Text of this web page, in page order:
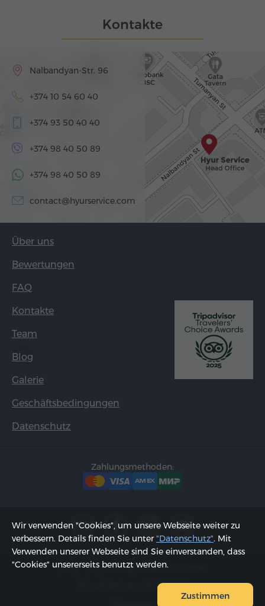
Kontakte
Nalbandyan-Str. 96
+374 10 54 60 40
+374 93 50 40 40
+374 98 40 50 89
+374 98 40 50 89
contact@hyurservice.com
Über uns
Bewertungen
FAQ
Kontakte
Team
Blog
Galerie
Geschäftsbedingungen
Datenschutz
Zahlungsmethoden:
2002 - 2026, © "Hyur Service" GmbH;
Aktualisiert am 06.08.2026
Wir verwenden "Cookies", um unsere Webseite weiter zu
verbessern. Details finden Sie unter"Datenschutz". Mit
Verwenden unserer Webseite sind Sie einverstanden, dass
"Cookies" unsererseits benutzt werden.
Zustimmen